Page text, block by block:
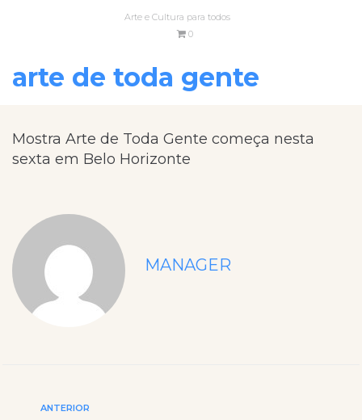
Arte e Cultura para todos
0
arte de toda gente
Mostra Arte de Toda Gente começa nesta
sexta em Belo Horizonte
MANAGER
ANTERIOR